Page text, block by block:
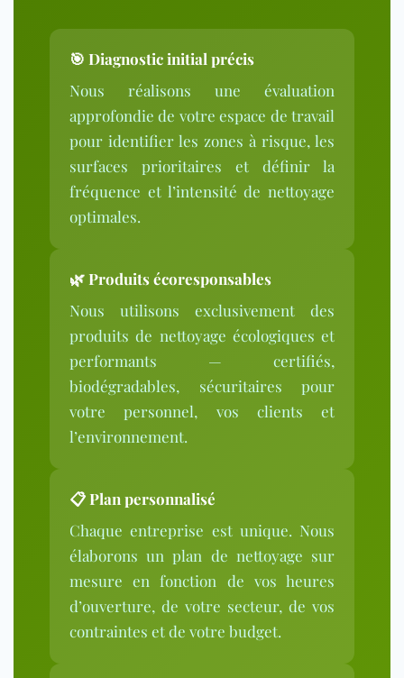
🎯 Diagnostic initial précis
Nous réalisons une évaluation
approfondie de votre espace de travail
pour identifier les zones à risque, les
surfaces prioritaires et définir la
fréquence et l’intensité de nettoyage
optimales.
🌿Produits écoresponsables
Nous utilisons exclusivement des
produits de nettoyage écologiques et
performants — certifiés,
biodégradables, sécuritaires pour
votre personnel, vos clients et
l’environnement.
📋 Plan personnalisé
Chaque entreprise est unique. Nous
élaborons un plan de nettoyage sur
mesure en fonction de vos heures
d’ouverture, de votre secteur, de vos
contraintes et de votre budget.